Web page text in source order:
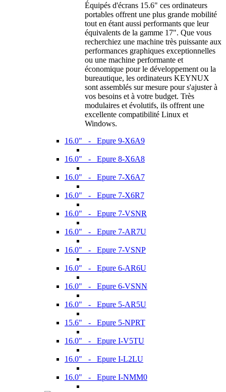
Équipés d'écrans 15.6" ces ordinateurs
portables offrent une plus grande mobilité
tout en étant aussi performants que leur
équivalents de la gamme 17". Que vous
recherchiez une machine très puissante aux
performances graphiques exceptionnelles
ou une machine performante et
économique pour le développement ou la
bureautique, les ordinateurs KEYNUX
sont assemblés sur mesure pour s'ajuster à
vos besoins et à votre budget. Très
modulaires et évolutifs, ils offrent une
excellente compatibilité Linux et
Windows.
16.0" - Epure 9-X6A9
16.0" - Epure 8-X6A8
16.0" - Epure 7-X6A7
16.0" - Epure 7-X6R7
16.0" - Epure 7-VSNR
16.0" - Epure 7-AR7U
16.0" - Epure 7-VSNP
16.0" - Epure 6-AR6U
16.0" - Epure 6-VSNN
16.0" - Epure 5-AR5U
15.6" - Epure 5-NPRT
16.0" - Epure I-V5TU
16.0" - Epure I-L2LU
16.0" - Epure I-NMM0